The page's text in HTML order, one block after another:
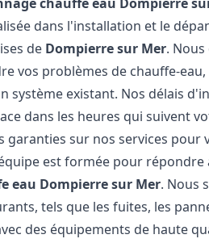
dans l'installation et le
de Dompierre sur Mer.
vos problèmes de chauffe-
système existant. Nos délais
dans les heures qui suivent
sur nos services pour
est formée pour répondre
eau Dompierre sur Mer. Nous
tels que les fuites, les
des équipements de haute